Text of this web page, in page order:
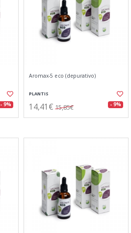
- 9%
Aromax-5 eco (depurativo)
PLANTIS
14,41€ 15,85€ - 9%